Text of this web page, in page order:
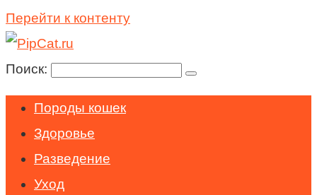
Перейти к контенту
Поиск:
Породы кошек
Здоровье
Разведение
Уход